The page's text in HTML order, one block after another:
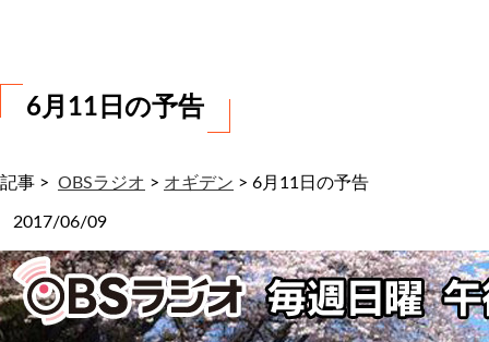
6月11日の予告
記事 > OBSラジオ > オギデン > 6月11日の予告
2017/06/09